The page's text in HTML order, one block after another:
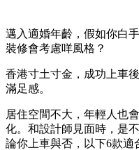
邁入適婚年齡，假如你白
裝修會考慮咩風格？
香港寸土寸金，成功上車
滿足感。
居住空間不大，年輕人也
化。和設計師見面時，是
論你上車與否，以下6款適